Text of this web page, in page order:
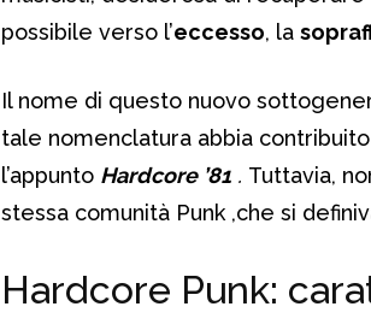
possibile verso l’eccesso, la
Il nome di questo nuovo
tale nomenclatura abbia
l’appunto Hardcore ’81 . Tuttavia,
stessa comunità Punk ,che si
Hardcore Punk: